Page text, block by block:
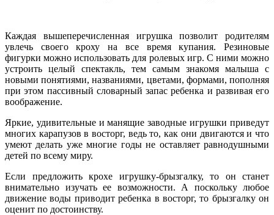
Каждая вышеперечисленная игрушка позволит родителям
увлечь своего кроху на все время купания. Резиновые
фигурки можно использовать для ролевых игр. С ними можно
устроить целый спектакль, тем самым знакомя малыша с
новыми понятиями, названиями, цветами, формами, пополняя
при этом пассивный словарный запас ребенка и развивая его
воображение.
Яркие, удивительные и манящие заводные игрушки приведут
многих карапузов в восторг, ведь то, как они двигаются и что
умеют делать уже многие годы не оставляет равнодушными
детей по всему миру.
Если предложить крохе игрушку-брызгалку, то он станет
внимательно изучать ее возможности. А поскольку любое
движение воды приводит ребенка в восторг, то брызгалку он
оценит по достоинству.